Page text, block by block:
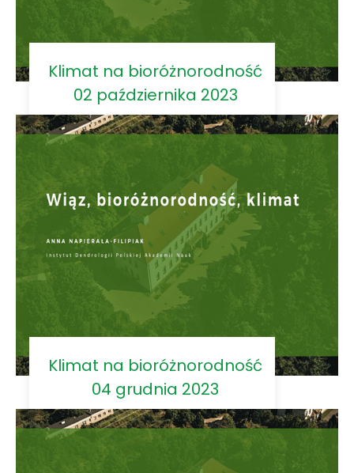
Klimat na bioróżnorodność
02 października 2023
Klimat na bioróżnorodność
04 grudnia 2023